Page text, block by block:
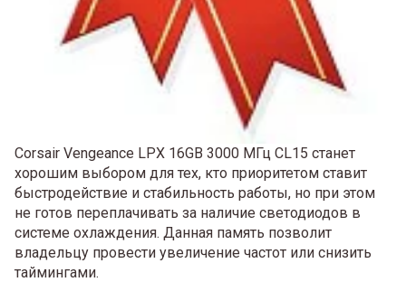
Corsair Vengeance LPX 16GB 3000 МГц CL15 станет
хорошим выбором для тех, кто приоритетом ставит
быстродействие и стабильность работы, но при этом
не готов переплачивать за наличие светодиодов в
системе охлаждения. Данная память позволит
владельцу провести увеличение частот или снизить
таймингами.